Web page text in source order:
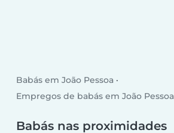
Babás em João Pessoa
Empregos de babás em João Pessoa
Babás nas proximidades